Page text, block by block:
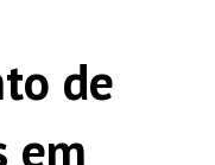
de
em